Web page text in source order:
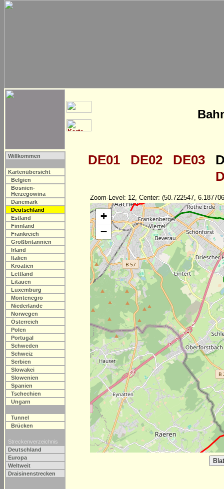
Willkommen
Kartenübersicht
Belgien
Bosnien-
Herzegowina
Dänemark
Deutschland
Estland
Finnland
Frankreich
Großbritannien
Irland
Italien
Kroatien
Lettland
Litauen
Luxemburg
Montenegro
Niederlande
Norwegen
Österreich
Polen
Portugal
Schweden
Schweiz
Serbien
Slowakei
Slowenien
Spanien
Tschechien
Ungarn
Tunnel
Brücken
Streckenverzeichnis
Deutschland
Europa
Weltweit
Draisinenstrecken
DE01 DE02 DE03
Zoom-Level: 12, Center: (50.722547,
+
−